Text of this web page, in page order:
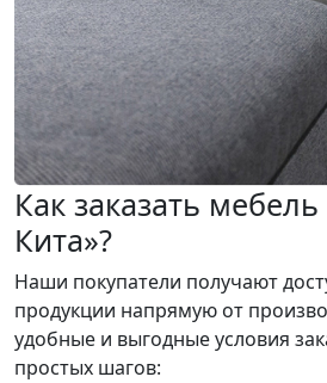
Как заказать
Кита»?
Наши покупатели получают
продукции напрямую от
удобные и выгодные условия
простых шагов: